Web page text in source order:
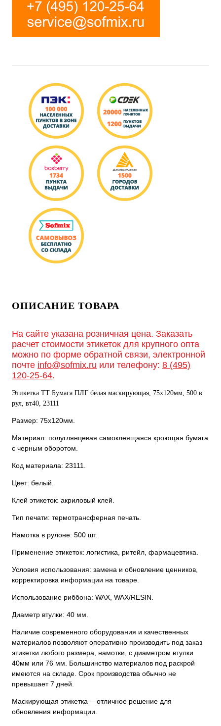
ОПИСАНИЕ ТОВАРА
На сайте указана розничная цена. Заказать
расчет стоимости этикеток для крупного опта
можно по форме обратной связи, электронной
почте info@sofmix.ru или телефону: 8 (495)
120-25-64.
Этикетка ТТ Бумага ПЛГ белая маскирующая, 75х120мм, 500 в
рул, вт40, 23111
Размер: 75х120мм.
Материал: полуглянцевая самоклеящаяся кроющая бумага
с черным оборотом.
Код материала: 23111.
Цвет: белый.
Клей этикеток: акриловый клей.
Тип печати: термотрансферная печать.
Намотка в рулоне: 500 шт.
Применение этикеток: логистика, ритейл, фармацевтика.
Условия использования: замена и обновление ценников,
корректировка информации на товаре.
Использование риббона: WAX, WAX/RESIN.
Диаметр втулки: 40 мм.
Наличие современного оборудования и качественных
материалов позволяют оперативно производить под заказ
этикетки любого размера, намотки, с диаметром втулки
40мм или 76 мм. Большинство материалов под раскрой
имеются на складе. Срок производства обычно не
превышает 7 дней.
Маскирующая этикетка— отличное решение для
обновления информации.